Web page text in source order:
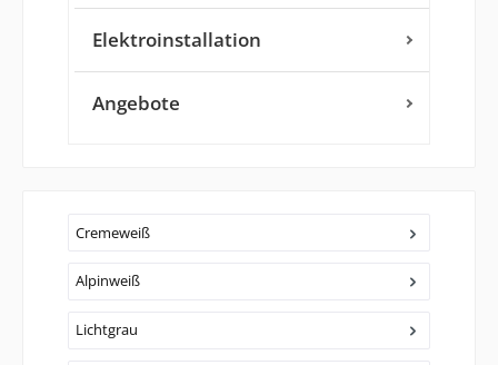
Elektroinstallation
Angebote
Cremeweiß
Alpinweiß
Lichtgrau